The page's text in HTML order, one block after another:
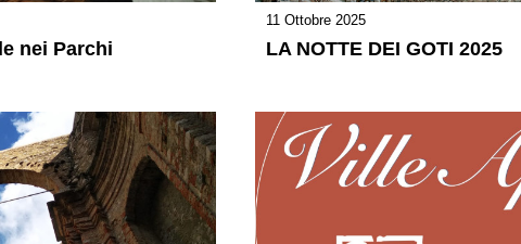
nei Parchi
11 Ottobre 2025
LA NOTTE DEI GOTI 2025